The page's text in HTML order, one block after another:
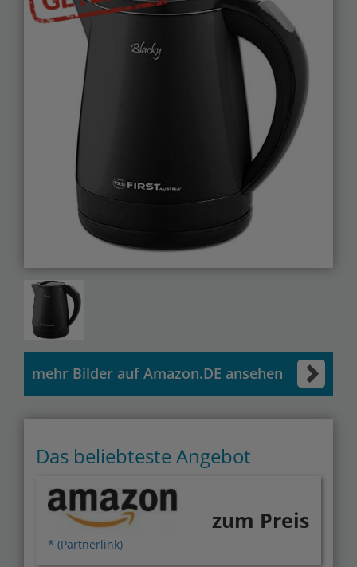
mehr Bilder auf Amazon.DE ansehen
Das beliebteste Angebot
* (Partnerlink)
zum Preis